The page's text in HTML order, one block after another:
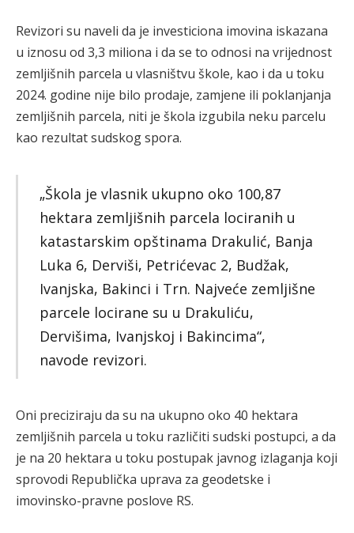
Revizori su naveli da je investiciona imovina iskazana
u iznosu od 3,3 miliona i da se to odnosi na vrijednost
zemljišnih parcela u vlasništvu škole, kao i da u toku
2024. godine nije bilo prodaje, zamjene ili poklanjanja
zemljišnih parcela, niti je škola izgubila neku parcelu
kao rezultat sudskog spora.
„Škola je vlasnik ukupno oko 100,87
hektara zemljišnih parcela lociranih u
katastarskim opštinama Drakulić, Banja
Luka 6, Derviši, Petrićevac 2, Budžak,
Ivanjska, Bakinci i Trn. Najveće zemljišne
parcele locirane su u Drakuliću,
Dervišima, Ivanjskoj i Bakincima“,
navode revizori.
Oni preciziraju da su na ukupno oko 40 hektara
zemljišnih parcela u toku različiti sudski postupci, a da
je na 20 hektara u toku postupak javnog izlaganja koji
sprovodi Republička uprava za geodetske i
imovinsko-pravne poslove RS.